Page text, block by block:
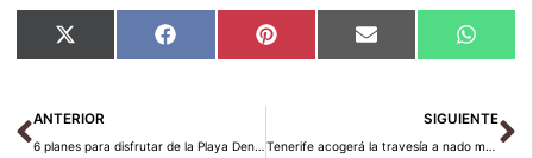
Compartir
en
X
(Twitter)
Compartir
en
Facebook Compartir
en
Pinterest Compartir
en
Email
en
Ant
ANTERIOR
6 planes para disfrutar de la Playa Den Bossa, la más famosa de Ibiza
SIGUIENTE
Tenerife acogerá la travesía a nado más larga de España